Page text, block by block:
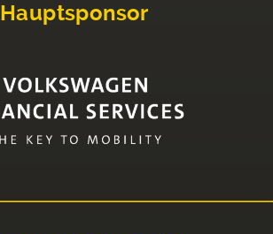
Hauptsponsor